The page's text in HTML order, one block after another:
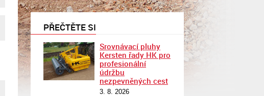
PŘEČTĚTE SI
Srovnávací pluhy
Kersten řady HK pro
profesionální
údržbu
nezpevněných cest
3. 8. 2026